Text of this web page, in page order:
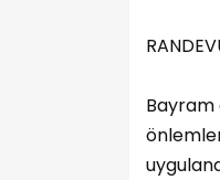
Bayram